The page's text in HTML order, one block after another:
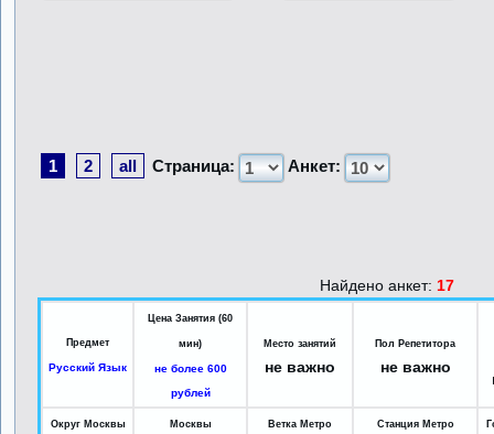
1 2 all Страница: Анкет:
Найдено анкет: 17
Предмет
Русский Язык
Цена Занятия (60
мин)
не более 600
рублей
Место занятий
не важно
Пол Репетитора
не важно
Округ Москвы Москвы Ветка Метро Станция Метро